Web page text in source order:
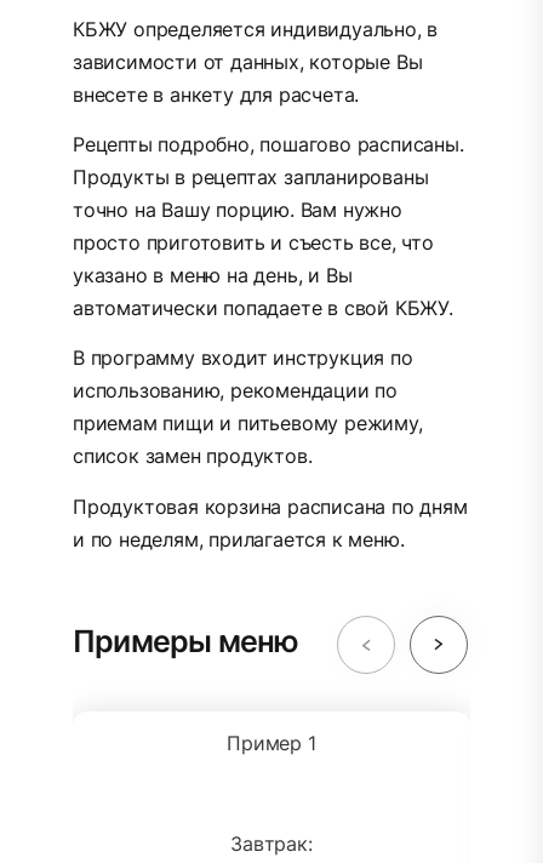
КБЖУ определяется индивидуально, в
зависимости от данных, которые Вы
внесете в анкету для расчета.
Рецепты подробно, пошагово расписаны.
Продукты в рецептах запланированы
точно на Вашу порцию. Вам нужно
просто приготовить и съесть все, что
указано в меню на день, и Вы
автоматически попадаете в свой КБЖУ.
В программу входит инструкция по
использованию, рекомендации по
приемам пищи и питьевому режиму,
список замен продуктов.
Продуктовая корзина расписана по дням
и по неделям, прилагается к меню.
Примеры меню
Пример 1
Завтрак: